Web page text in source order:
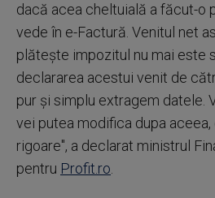
dacă acea cheltuială a făcut-o
vede în e-Factură. Venitul net
plăteşte impozitul nu mai este
declararea acestui venit de
pur şi simplu extragem datele.
vei putea modifica dupa
rigoare", a declarat ministrul
pentru Profit.ro